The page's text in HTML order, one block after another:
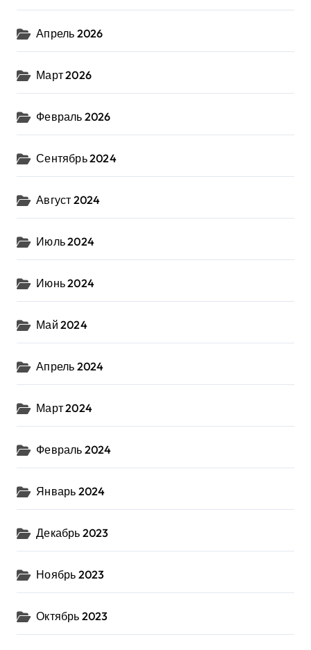
Апрель 2026
Март 2026
Февраль 2026
Сентябрь 2024
Август 2024
Июль 2024
Июнь 2024
Май 2024
Апрель 2024
Март 2024
Февраль 2024
Январь 2024
Декабрь 2023
Ноябрь 2023
Октябрь 2023